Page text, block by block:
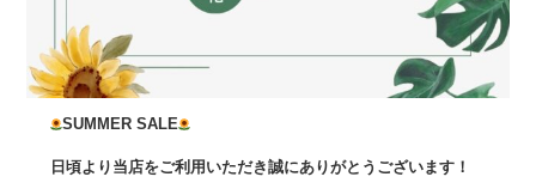
SUMMER SALE
日頃より当店をご利用いただき誠にありがとうございます！